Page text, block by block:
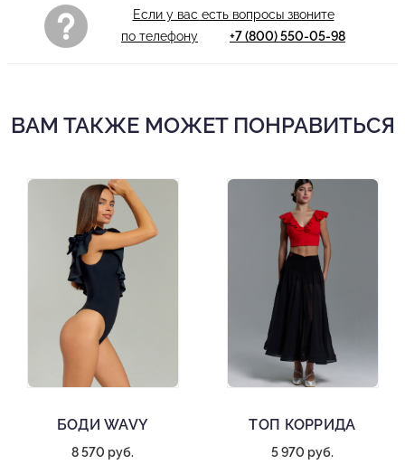
развивается, подчеркивая каждое движение и добавляя
динамики. Яркий алый цвет притягивает взгляды и делает
образ незабываемым на паркете.
Съемные чашечки
Если у вас есть вопросы звоните
по телефону
+7 (800) 550-05-98
ВАМ ТАКЖЕ МОЖЕТ ПОНРАВИТЬСЯ
БОДИ WAVY
8 570 руб.
ТОП КОРРИДА
5 970 руб.